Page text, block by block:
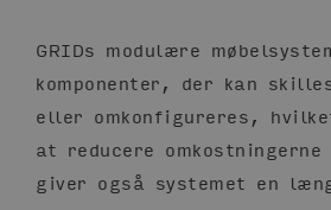
GRIDs modulære
komponenter, der kan
eller omkonfigureres,
at reducere
giver også systemet en